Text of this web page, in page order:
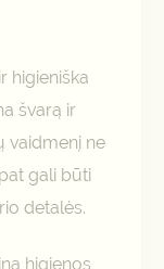
higieniška
švarą ir
vaidmenį ne
gali būti
detalės.
higienos